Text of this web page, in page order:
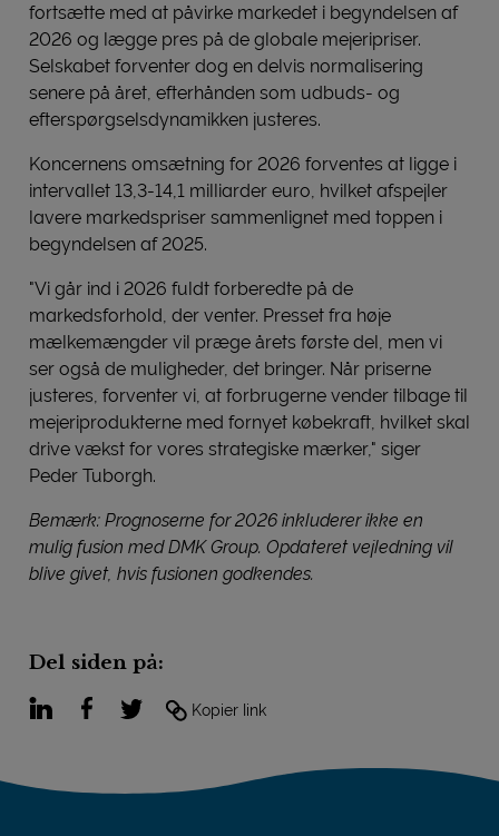
fortsætte med at påvirke markedet i begyndelsen af
2026 og lægge pres på de globale mejeripriser.
Selskabet forventer dog en delvis normalisering
senere på året, efterhånden som udbuds- og
efterspørgselsdynamikken justeres.
Koncernens omsætning for 2026 forventes at ligge i
intervallet 13,3-14,1 milliarder euro, hvilket afspejler
lavere markedspriser sammenlignet med toppen i
begyndelsen af 2025.
"Vi går ind i 2026 fuldt forberedte på de
markedsforhold, der venter. Presset fra høje
mælkemængder vil præge årets første del, men vi
ser også de muligheder, det bringer. Når priserne
justeres, forventer vi, at forbrugerne vender tilbage til
mejeriprodukterne med fornyet købekraft, hvilket skal
drive vækst for vores strategiske mærker," siger
Peder Tuborgh.
Bemærk: Prognoserne for 2026 inkluderer ikke en
mulig fusion med DMK Group. Opdateret vejledning vil
blive givet, hvis fusionen godkendes.
Del siden på:
LinkedInFacebook
TwitterKopier link